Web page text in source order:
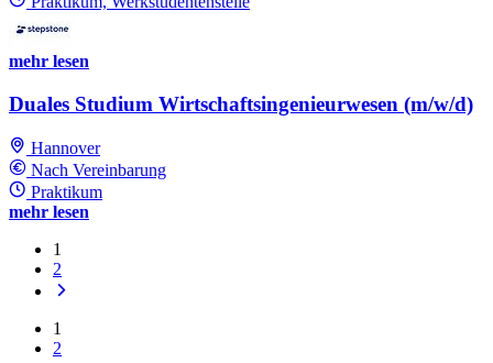
mehr lesen
Duales Studium Wirtschaftsingenieurwesen (m/w/d)
Hannover
Nach Vereinbarung
Praktikum
mehr lesen
1
2
1
2